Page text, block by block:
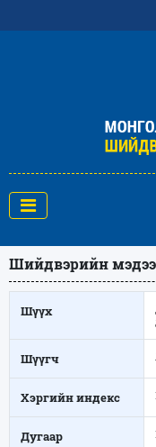
Шийдвэрийн
Шүүх
Шүүгч
Хэргийн индекс
Дугаар